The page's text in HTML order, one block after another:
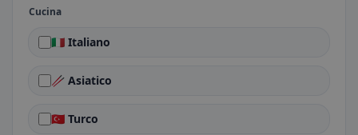
Cucina
🇮🇹 Italiano
🥢 Asiatico
🇹🇷 Turco